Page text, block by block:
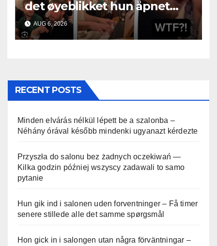
det øyeblikket hun åpnet
munnen
AUG 6, 2026
RECENT POSTS
Minden elvárás nélkül lépett be a szalonba –
Néhány órával később mindenki ugyanazt kérdezte
Przyszła do salonu bez żadnych oczekiwań —
Kilka godzin później wszyscy zadawali to samo
pytanie
Hun gik ind i salonen uden forventninger – Få timer
senere stillede alle det samme spørgsmål
Hon gick in i salongen utan några förväntningar –